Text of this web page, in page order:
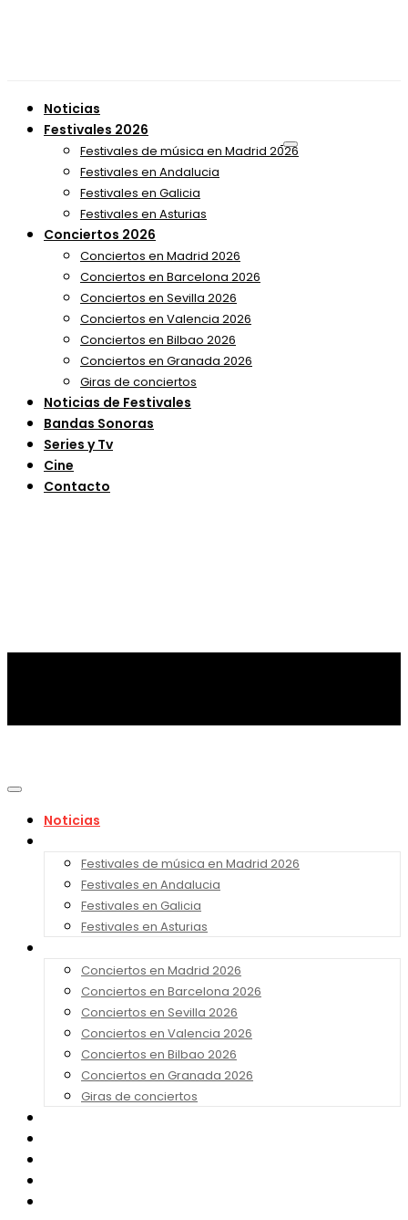
Noticias
Festivales 2026
Festivales de música en Madrid 2026
Festivales en Andalucia
Festivales en Galicia
Festivales en Asturias
Conciertos 2026
Conciertos en Madrid 2026
Conciertos en Barcelona 2026
Conciertos en Sevilla 2026
Conciertos en Valencia 2026
Conciertos en Bilbao 2026
Conciertos en Granada 2026
Giras de conciertos
Noticias de Festivales
Bandas Sonoras
Series y Tv
Cine
Contacto
Noticias
Festivales de música en Madrid 2026
Festivales en Andalucia
Festivales en Galicia
Festivales en Asturias
Conciertos en Madrid 2026
Conciertos en Barcelona 2026
Conciertos en Sevilla 2026
Conciertos en Valencia 2026
Conciertos en Bilbao 2026
Conciertos en Granada 2026
Giras de conciertos